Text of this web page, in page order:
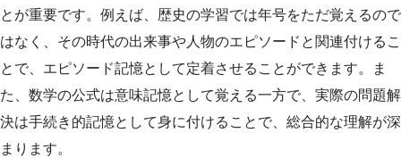
とが重要です。例えば、歴史の学習では年号をただ覚えるので
はなく、その時代の出来事や人物のエピソードと関連付けるこ
とで、エピソード記憶として定着させることができます。ま
た、数学の公式は意味記憶として覚える一方で、実際の問題解
決は手続き的記憶として身に付けることで、総合的な理解が深
まります。